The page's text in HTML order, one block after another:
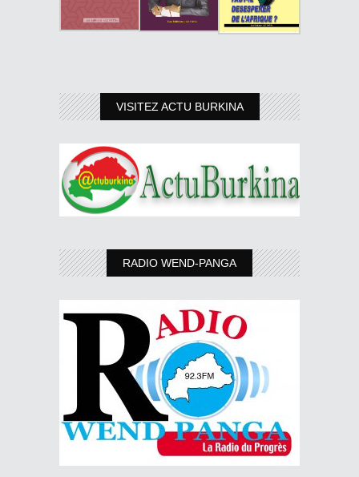
VISITEZ ACTU BURKINA
RADIO WEND-PANGA